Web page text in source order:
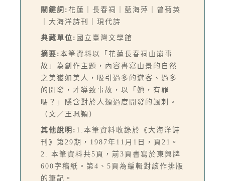
關鍵詞: 花蓮｜長春祠｜藍海萍｜曾菊英
｜大海洋詩刊｜現代詩
典藏單位: 國立臺灣文學館
摘要: 本筆資料以「花蓮長春祠山崩事
故」為創作主題，內容書寫山景的自然
之美猶如美人，吸引過多的遊客、過多
的開發，才導致事故，以「她，有罪
嗎？」隱含對於人類過度開發的諷刺。
（文／王珮穎）
其他說明: 1.本筆資料收錄於《大海洋詩
刊》第29期，1987年11月1日，頁21。
2. 本筆資料共5頁，前3頁書寫於東興牌
600字稿紙。第4、5頁為編輯對該作排版
的筆記。